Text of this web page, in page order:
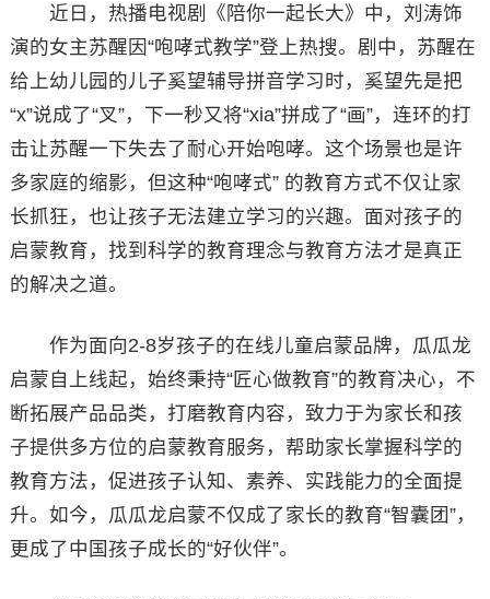
近日，热播电视剧《陪你一起长大》中，刘涛饰
演的女主苏醒因“咆哮式教学”登上热搜。剧中，苏醒在
给上幼儿园的儿子奚望辅导拼音学习时，奚望先是把
“x”说成了“叉”，下一秒又将“xia”拼成了“画”，连环的打
击让苏醒一下失去了耐心开始咆哮。这个场景也是许
多家庭的缩影，但这种“咆哮式” 的教育方式不仅让家
长抓狂，也让孩子无法建立学习的兴趣。面对孩子的
启蒙教育，找到科学的教育理念与教育方法才是真正
的解决之道。
作为面向2-8岁孩子的在线儿童启蒙品牌，瓜瓜龙
启蒙自上线起，始终秉持“匠心做教育”的教育决心，不
断拓展产品品类，打磨教育内容，致力于为家长和孩
子提供多方位的启蒙教育服务，帮助家长掌握科学的
教育方法，促进孩子认知、素养、实践能力的全面提
升。如今，瓜瓜龙启蒙不仅成了家长的教育“智囊团”，
更成了中国孩子成长的“好伙伴”。